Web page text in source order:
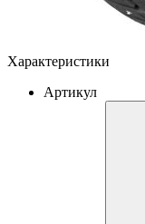
Характеристики
Артикул